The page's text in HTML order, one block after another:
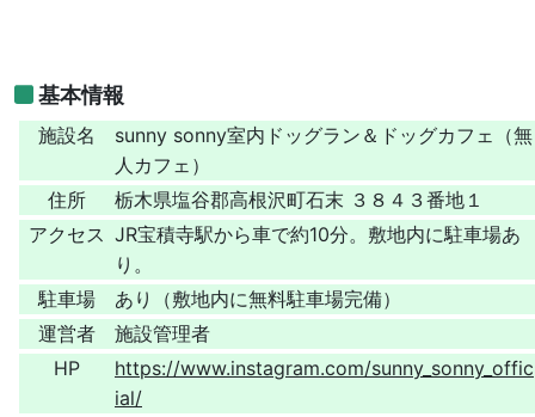
基本情報
施設名
sunny sonny室内ドッグラン＆ドッグカフェ（無
人カフェ）
住所
栃木県塩谷郡高根沢町石末 ３８４３番地１
アクセス JR宝積寺駅から車で約10分。敷地内に駐車場あ
り。
駐車場
あり（敷地内に無料駐車場完備）
運営者
施設管理者
HP
https://www.instagram.com/sunny_sonny_offic
ial/